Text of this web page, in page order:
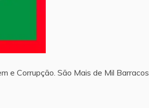
e Corrupção. São Mais de Mil Barracos